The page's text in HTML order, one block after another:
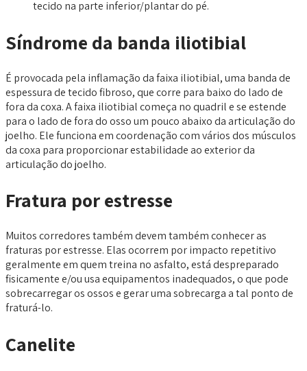
tecido na parte inferior/plantar do pé.
Síndrome da banda iliotibial
É provocada pela inflamação da faixa iliotibial, uma banda de
espessura de tecido fibroso, que corre para baixo do lado de
fora da coxa. A faixa iliotibial começa no quadril e se estende
para o lado de fora do osso um pouco abaixo da articulação do
joelho. Ele funciona em coordenação com vários dos músculos
da coxa para proporcionar estabilidade ao exterior da
articulação do joelho.
Fratura por estresse
Muitos corredores também devem também conhecer as
fraturas por estresse. Elas ocorrem por impacto repetitivo
geralmente em quem treina no asfalto, está despreparado
fisicamente e/ou usa equipamentos inadequados, o que pode
sobrecarregar os ossos e gerar uma sobrecarga a tal ponto de
fraturá-lo.
Canelite